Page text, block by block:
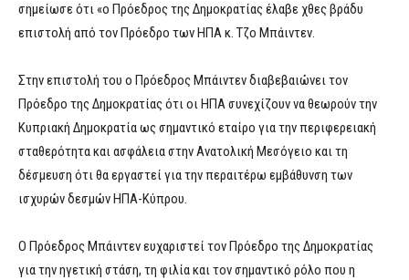
σημείωσε ότι «ο Πρόεδρος της Δημοκρατίας έλαβε χθες βράδυ
επιστολή από τον Πρόεδρο των ΗΠΑ κ. Τζο Μπάιντεν.
Στην επιστολή του ο Πρόεδρος Μπάιντεν διαβεβαιώνει τον
Πρόεδρο της Δημοκρατίας ότι οι ΗΠΑ συνεχίζουν να θεωρούν την
Κυπριακή Δημοκρατία ως σημαντικό εταίρο για την περιφερειακή
σταθερότητα και ασφάλεια στην Ανατολική Μεσόγειο και τη
δέσμευση ότι θα εργαστεί για την περαιτέρω εμβάθυνση των
ισχυρών δεσμών ΗΠΑ-Κύπρου.
Ο Πρόεδρος Μπάιντεν ευχαριστεί τον Πρόεδρο της Δημοκρατίας
για την ηγετική στάση, τη φιλία και τον σημαντικό ρόλο που η